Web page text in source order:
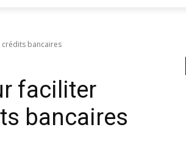
crédits bancaires
faciliter
bancaires